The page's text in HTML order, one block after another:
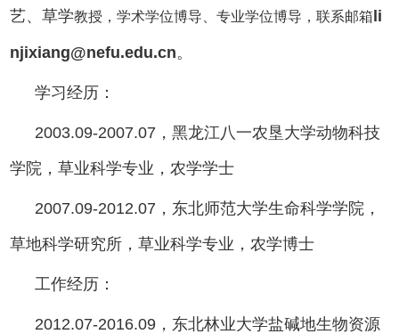
艺、草学教授，学术学位博导、专业学位博导，联系邮箱li
njixiang@nefu.edu.cn。
学习经历：
2003.09-2007.07，黑龙江八一农垦大学动物科技
学院，草业科学专业，农学学士
2007.09-2012.07，东北师范大学生命科学学院，
草地科学研究所，草业科学专业，农学博士
工作经历：
2012.07-2016.09，东北林业大学盐碱地生物资源